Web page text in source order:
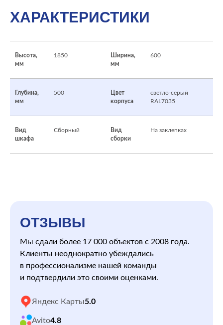
ХАРАКТЕРИСТИКИ
Высота,
мм
1850
Ширина,
мм
600
Глубина,
мм
500
Цвет
корпуса
светло-серый
RAL7035
Вид
шкафа
Сборный
Вид
сборки
На заклепках
ОТЗЫВЫ
Мы сдали более 17 000 объектов с 2008 года.
Клиенты неоднократно убеждались
в профессионализме нашей команды
и подтвердили это своими оценками.
Яндекс Карты5.0
Avito4.8